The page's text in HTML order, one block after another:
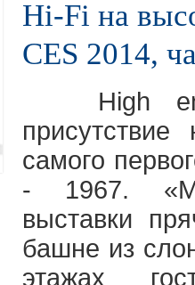
Hi-Fi на
CES 2014,
High end
самого
- 1967.
выставки
башне из
этажах